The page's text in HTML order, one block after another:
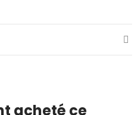
acheté ce